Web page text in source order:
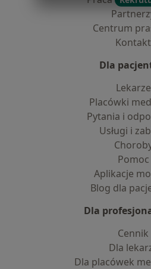
Centrum
Kontakt
Dla
Lekarze
Placówki
Pytania i
Usługi i
Pomoc
Aplikacje
Blog dla
Dla
Cennik
Dla
Dla placówek